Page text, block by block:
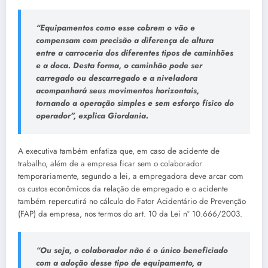
“Equipamentos como esse cobrem o vão e
compensam com precisão a diferença de altura
entre a carroceria dos diferentes tipos de caminhões
e a doca. Desta forma, o caminhão pode ser
carregado ou descarregado e a niveladora
acompanhará seus movimentos horizontais,
tornando a operação simples e sem esforço físico do
operador”, explica Giordania.
A executiva também enfatiza que, em caso de acidente de
trabalho, além de a empresa ficar sem o colaborador
temporariamente, segundo a lei, a empregadora deve arcar com
os custos econômicos da relação de empregado e o acidente
também repercutirá no cálculo do Fator Acidentário de Prevenção
(FAP) da empresa, nos termos do art. 10 da Lei nº 10.666/2003.
“Ou seja, o colaborador não é o único beneficiado
com a adoção desse tipo de equipamento, a